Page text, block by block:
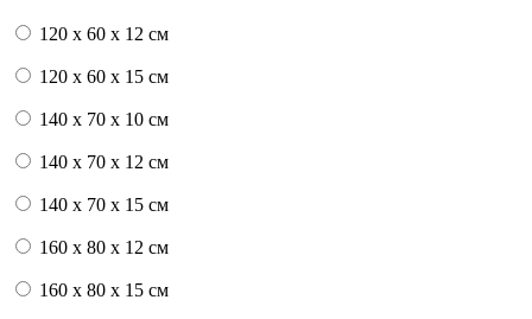
120 x 60 x 12 см
120 x 60 x 15 см
140 x 70 x 10 см
140 x 70 x 12 см
140 x 70 x 15 см
160 x 80 x 12 см
160 x 80 x 15 см